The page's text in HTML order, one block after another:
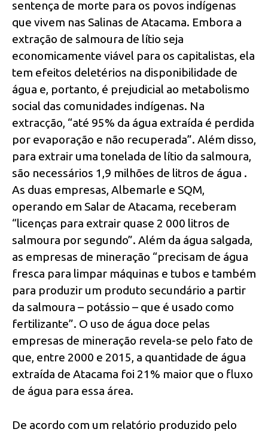
sentença de morte para os povos indígenas
que vivem nas Salinas de Atacama. Embora a
extração de salmoura de lítio seja
economicamente viável para os capitalistas, ela
tem efeitos deletérios na disponibilidade de
água e, portanto, é prejudicial ao metabolismo
social das comunidades indígenas. Na
extracção, “até 95% da água extraída é perdida
por evaporação e não recuperada”. Além disso,
para extrair uma tonelada de lítio da salmoura,
são necessários 1,9 milhões de litros de água .
As duas empresas, Albemarle e SQM,
operando em Salar de Atacama, receberam
“licenças para extrair quase 2 000 litros de
salmoura por segundo”. Além da água salgada,
as empresas de mineração “precisam de água
fresca para limpar máquinas e tubos e também
para produzir um produto secundário a partir
da salmoura – potássio – que é usado como
fertilizante”. O uso de água doce pelas
empresas de mineração revela-se pelo fato de
que, entre 2000 e 2015, a quantidade de água
extraída de Atacama foi 21% maior que o fluxo
de água para essa área.
De acordo com um relatório produzido pelo